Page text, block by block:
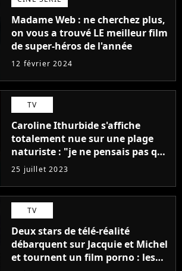
Madame Web : ne cherchez plus,
on vous a trouvé LE meilleur film
de super-héros de l'année
12 février 2024
TV
Caroline Ithurbide s'affiche
totalement nue sur une plage
naturiste : "je ne pensais pas que
j'arriverais à le faire..."
25 juillet 2023
TV
Deux stars de télé-réalité
débarquent sur Jacquie et Michel
et tournent un film porno : les